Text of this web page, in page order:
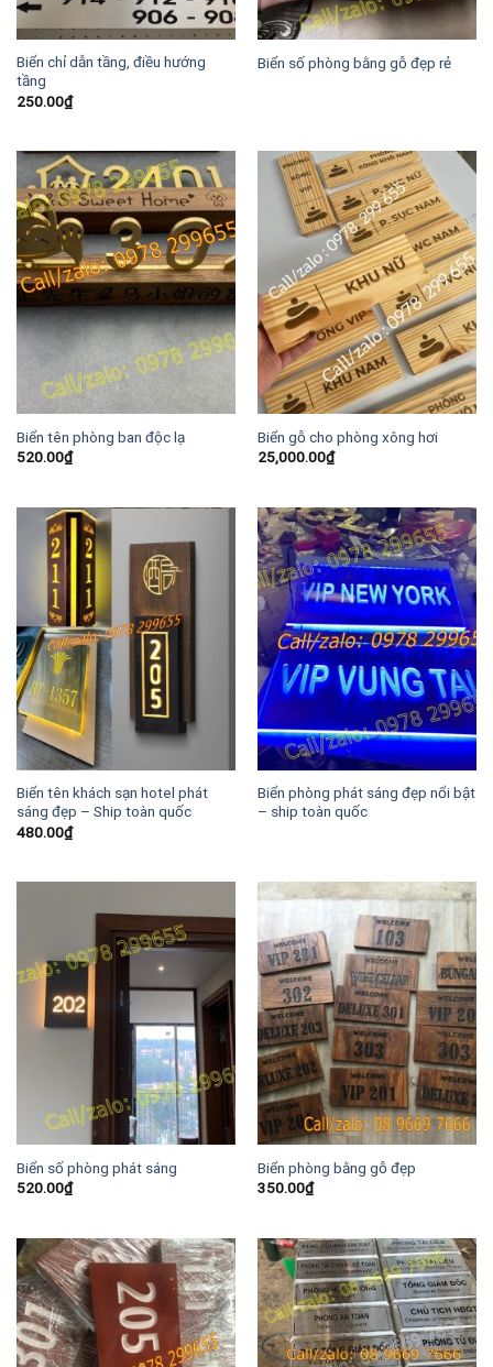
Biển chỉ dẫn tầng, điều hướng
tầng
250.00₫
Biển số phòng bằng gỗ đẹp rẻ
Biển tên phòng ban độc lạ
520.00₫
Biển gỗ cho phòng xông hơi
25,000.00₫
Biển tên khách sạn hotel phát
sáng đẹp – Ship toàn quốc
480.00₫
Biển phòng phát sáng đẹp nổi bật
– ship toàn quốc
Biển số phòng phát sáng
520.00₫
Biển phòng bằng gỗ đẹp
350.00₫